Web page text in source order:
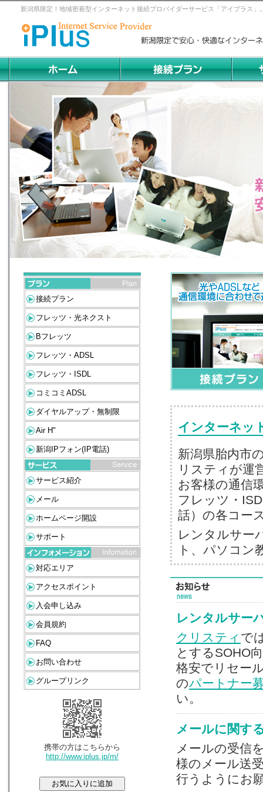
新潟県限定！地域密着型インターネット接続プロバイダーサービス「アイプラス
インターネッ
新潟県胎内市
リスティが運
お客様の通信
フレッツ・
話）の各コー
レンタルサー
ト、パソコン
レンタルサー
クリスティ で
とするSOHO
格安でリセー
のパートナー
い。
メールに関す
メールの受信
様のメール送
行うようにお
接続プラン
フレッツ・光ネクスト
Bフレッツ
フレッツ・ADSL
フレッツ・ISDL
コミコミADSL
ダイヤルアップ・無制限
Air H"
新潟IPフォン(IP電話)
サービス紹介
メール
ホームページ開設
サポート
対応エリア
アクセスポイント
入会申し込み
会員規約
FAQ
お問い合わせ
グループリンク
携帯の方はこちらから
http://www.iplus.jp/m/